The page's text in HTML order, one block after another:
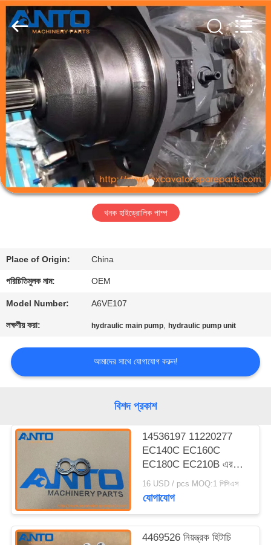
বাড়ি
পণ্য
আমাদের
সম্পর্কে
কারখানা
মান
নিয়ন্ত্রণ
ব্লগ
সাইট
ম্যাপ
নীতি
Guangzhou
Machinery
Parts
Co.,Ltd..
Rights
Reserved.
খনক হাইড্রোলিক পাম্প
Place of Origin: China
পরিচিতিমুলক নাম: OEM
Model Number: A6VE107
লক্ষণীয় করা: hydraulic main pump,hydraulic pump unit
আমাদের সাথে যোগাযোগ করুন!
বিশদ প্রকাশ
14536197 11220277
EC140C EC160C
EC180C EC210B এর
জন্য প্লেট এক্সকাভেটর খুচরা
যন্ত্রাংশ
16 USD / pcs MOQ:1 পিসিএস
যোগাযোগ
4469526 নিয়ন্ত্রক হিটাচি